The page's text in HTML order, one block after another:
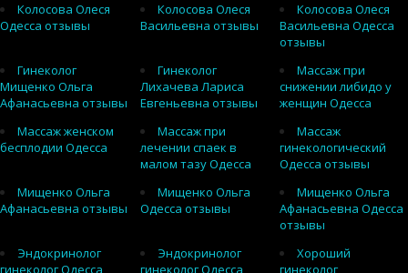
Колосова Олеся
Одесса отзывы
Колосова Олеся
Васильевна отзывы
Колосова Олеся
Васильевна Одесса
отзывы
Гинеколог
Мищенко Ольга
Афанасьевна отзывы
Гинеколог
Лихачева Лариса
Евгеньевна отзывы
Массаж при
снижении либидо у
женщин Одесса
Массаж женском
бесплодии Одесса
Массаж при
лечении спаек в
малом тазу Одесса
Массаж
гинекологический
Одесса отзывы
Мищенко Ольга
Афанасьевна отзывы
Мищенко Ольга
Одесса отзывы
Мищенко Ольга
Афанасьевна Одесса
отзывы
Эндокринолог
гинеколог Одесса
Эндокринолог
гинеколог Одесса
Хороший
гинеколог